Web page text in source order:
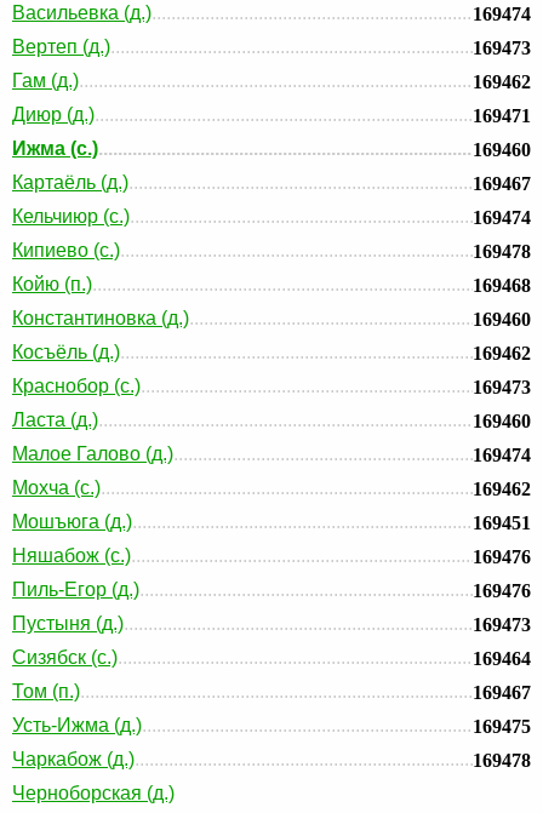
Васильевка (д.)
169474
Вертеп (д.)
169473
Гам (д.)
169462
Диюр (д.)
169471
Ижма (с.)
169460
Картаёль (д.)
169467
Кельчиюр (с.)
169474
Кипиево (с.)
169478
Койю (п.)
169468
Константиновка (д.)
169460
Косъёль (д.)
169462
Краснобор (с.)
169473
Ласта (д.)
169460
Малое Галово (д.)
169474
Мохча (с.)
169462
Мошъюга (д.)
169451
Няшабож (с.)
169476
Пиль-Егор (д.)
169476
Пустыня (д.)
169473
Сизябск (с.)
169464
Том (п.)
169467
Усть-Ижма (д.)
169475
Чаркабож (д.)
169478
Черноборская (д.)